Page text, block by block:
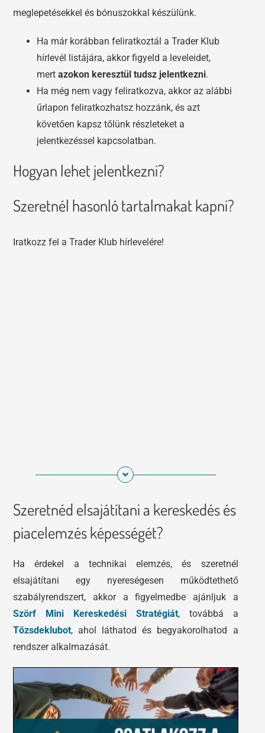
meglepetésekkel és bónuszokkal készülünk.
Ha már korábban feliratkoztál a Trader Klub
hírlevél listájára, akkor figyeld a leveleidet,
mertazokon keresztül tudsz jelentkezni.
Ha még nem vagy feliratkozva, akkor az alábbi
űrlapon feliratkozhatsz hozzánk, és azt
követően kapsz tőlünk részleteket a
jelentkezéssel kapcsolatban.
Hogyan lehet jelentkezni?
Szeretnél hasonló tartalmakat kapni?
Iratkozz fel a Trader Klub hírlevelére!
Szeretnéd elsajátítani a kereskedés és
piacelemzés képességét?
Ha érdekel a technikai elemzés, és szeretnél
elsajátítani egy nyereségesen működtethető
szabályrendszert, akkor a figyelmedbe ajánljuk a
Szörf Mini Kereskedési Stratégiát, továbbá a
Tőzsdeklubot, ahol láthatod és begyakorolhatod a
rendszer alkalmazását.